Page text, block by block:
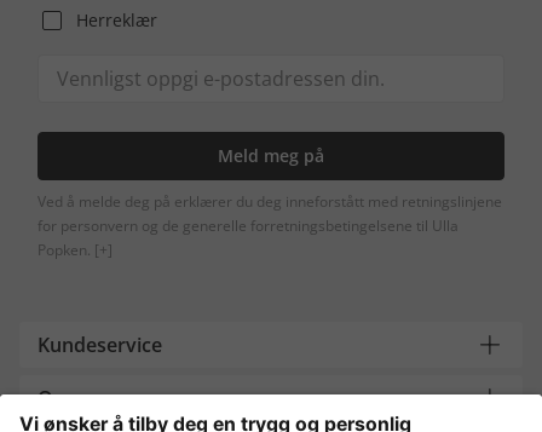
Herreklær
Meld meg på
Ved å melde deg på erklærer du deg inneforstått med retningslinjene
for personvern og de generelle forretningsbetingelsene til Ulla
Popken. [+]
Kundeservice
Om oss